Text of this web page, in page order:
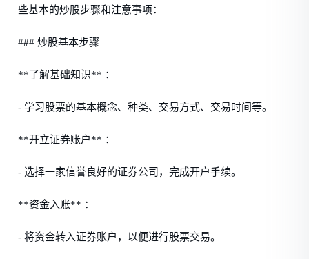
些基本的炒股步骤和注意事项：
### 炒股基本步骤
**了解基础知识** ：
- 学习股票的基本概念、种类、交易方式、交易时间等。
**开立证券账户** ：
- 选择一家信誉良好的证券公司，完成开户手续。
**资金入账** ：
- 将资金转入证券账户，以便进行股票交易。